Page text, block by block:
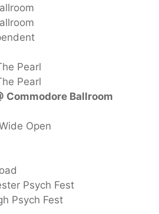
Pearl
Pearl
Commodore Ballroom
Open
Psych Fest
Psych Fest